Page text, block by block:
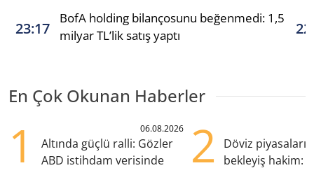
23:17
BofA holding bilançosunu beğenmedi: 1,5
milyar TL’lik satış yaptı
En Çok Okunan Haberler
1 06.08.2026
Altında güçlü ralli: Gözler
ABD istihdam verisinde
2
Döviz
bekleyiş hakim: